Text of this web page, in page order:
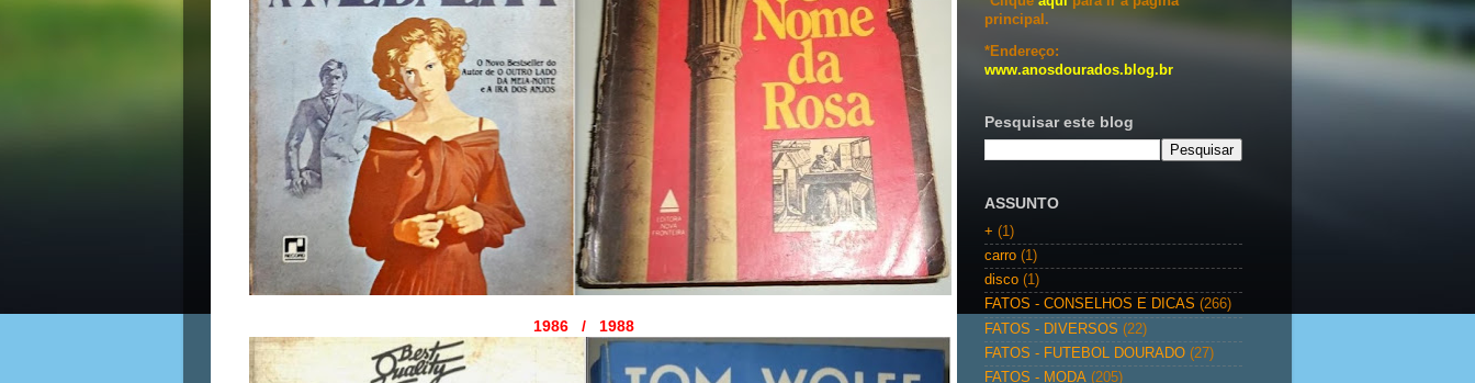
1986 / 1988
principal.
*Endereço:
www.anosdourados.blog.br
Pesquisar este blog
ASSUNTO
+ (1)
carro (1)
disco (1)
FATOS - CONSELHOS E DICAS (266)
FATOS - DIVERSOS (22)
FATOS - FUTEBOL DOURADO (27)
FATOS - MODA (205)